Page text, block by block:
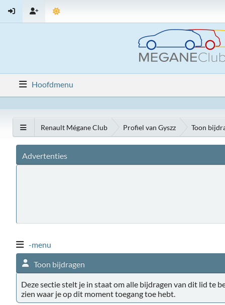
Hoofdmenu
Renault Mégane Club Profiel van Gyszz Toon
Advertenties
-menu
Toon bijdragen
Deze sectie stelt je in staat om alle bijdragen van dit lid te
zien waar je op dit moment toegang toe hebt.